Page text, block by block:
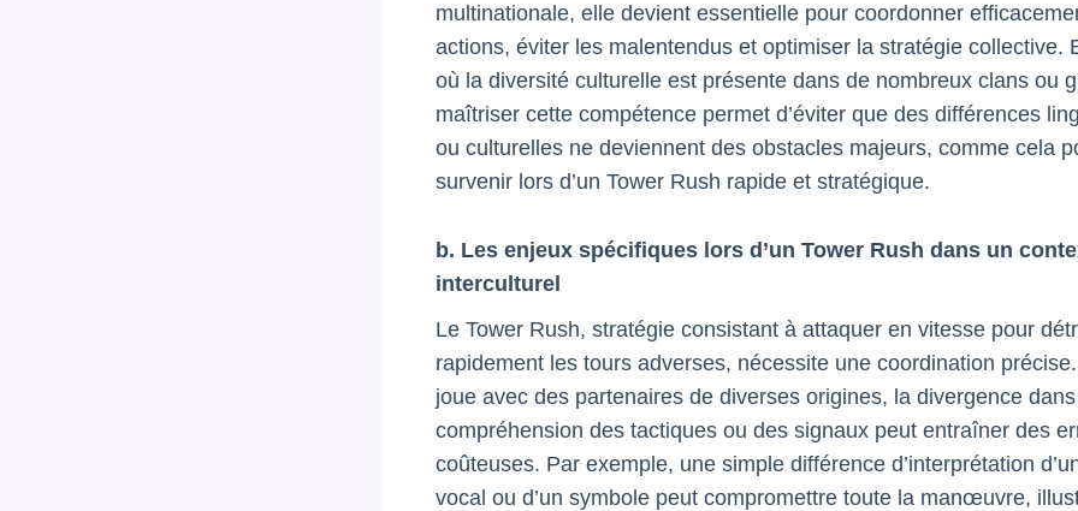
multinationale, elle devient essentielle pour coordonner
actions, éviter les malentendus et optimiser la stratégie collective.
où la diversité culturelle est présente dans de nombreux clans ou
maîtriser cette compétence permet d’éviter que des différences
ou culturelles ne deviennent des obstacles majeurs, comme cela
survenir lors d’un Tower Rush rapide et stratégique.
b. Les enjeux spécifiques lors d’un Tower Rush dans un
interculturel
Le Tower Rush, stratégie consistant à attaquer en vitesse pour
rapidement les tours adverses, nécessite une coordination précise.
joue avec des partenaires de diverses origines, la divergence
compréhension des tactiques ou des signaux peut entraîner des
coûteuses. Par exemple, une simple différence d’interprétation
vocal ou d’un symbole peut compromettre toute la manœuvre,